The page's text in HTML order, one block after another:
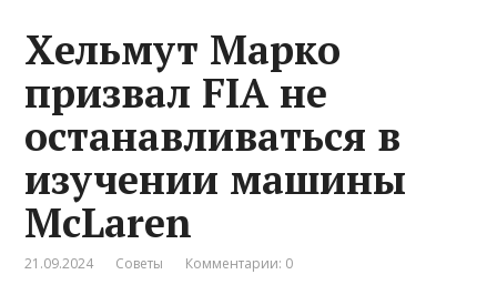
Хельмут Марко
призвал FIA не
останавливаться в
изучении машины
McLaren
21.09.2024 Советы Комментарии: 0